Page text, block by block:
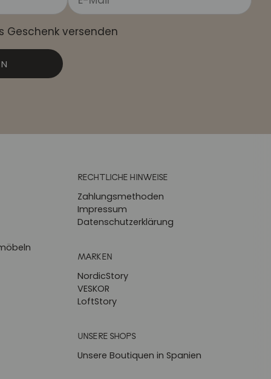
Geschenk versenden
RECHTLICHE HINWEISE
Zahlungsmethoden
Impressum
Datenschutzerklärung
MARKEN
NordicStory
VESKOR
LoftStory
UNSERE SHOPS
Unsere Boutiquen in Spanien